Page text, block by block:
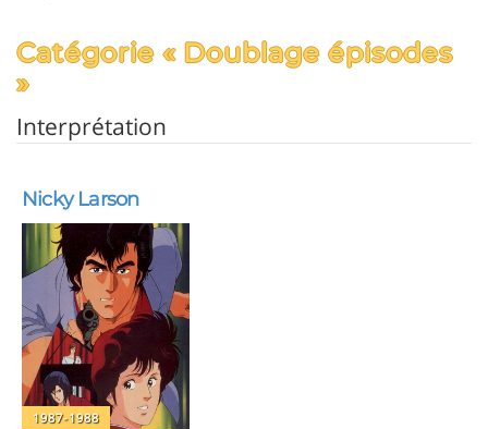
Catégorie « Doublage épisodes
»
Interprétation
Nicky Larson
1987-1988